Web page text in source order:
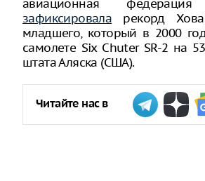
авиационная
зафиксировала рекорд
младшего, который в 2000
самолете Six Chuter SR-2 на
штата Аляска (США).
Читайте нас в